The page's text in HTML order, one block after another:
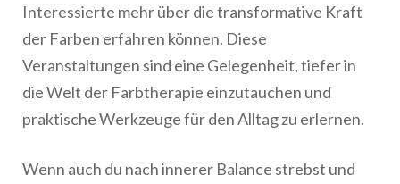
Interessierte mehr über die transformative Kraft
der Farben erfahren können. Diese
Veranstaltungen sind eine Gelegenheit, tiefer in
die Welt der Farbtherapie einzutauchen und
praktische Werkzeuge für den Alltag zu erlernen.
Wenn auch du nach innerer Balance strebst und